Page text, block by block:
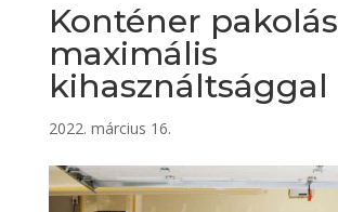
Konténer pakolás
maximális
kihasználtsággal
2022. március 16.